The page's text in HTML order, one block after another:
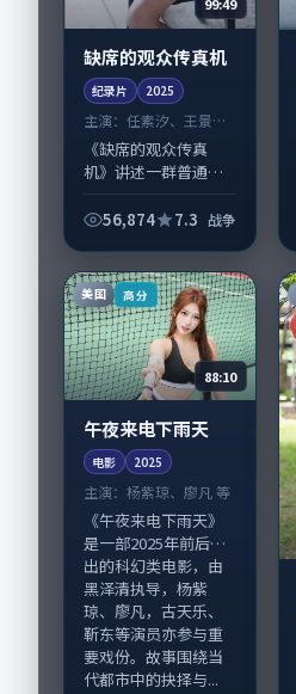
99:49
缺席的观众传真机
纪录片 2025
主演： 任素汐、王景春
等
《缺席的观众传真
机》讲述一群普通人
写人生轨迹的故事，
导演贾樟柯擅长留白
叙事，任素汐、王景
春...
56,874 7.3 战争
美国 高分
88:10
午夜来电下雨天
电影 2025
主演： 杨紫琼、廖凡 等
《午夜来电下雨天》
是一部2025年前后推
出的科幻类电影，由
黑泽清执导，杨紫
琼、廖凡，古天乐、
靳东等演员亦参与重
要戏份。故事围绕当
代都市中的抉择与...